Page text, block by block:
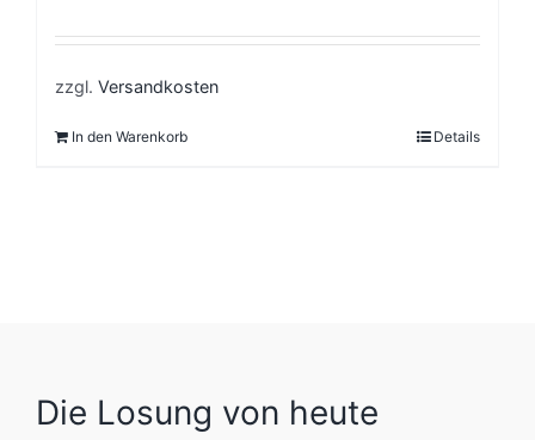
zzgl. Versandkosten
In den Warenkorb Details
Die Losung von heute